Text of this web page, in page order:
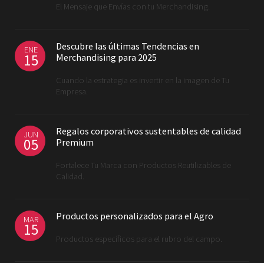
El Mensaje que Envías con tu Merchandising.
ENE
15
Descubre las últimas Tendencias en
Merchandising para 2025
Cuando la estrategia es invertir en la imagen de Tu
Empresa.
JUN
05
Regalos corporativos sustentables de calidad
Premium
Fortalece Tu Marca con Productos Reutilizables de
Calidad.
MAR
15
Productos personalizados para el Agro
Productos específicos para el rubro del campo.